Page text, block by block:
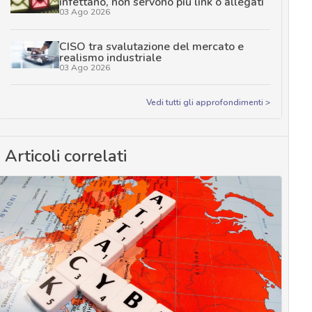
03 Ago 2026
CISO tra svalutazione del mercato e
realismo industriale
03 Ago 2026
Vedi tutti gli approfondimenti >
Articoli correlati